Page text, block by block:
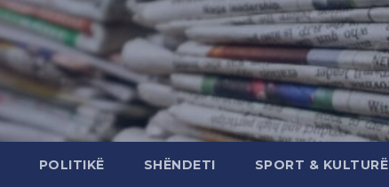
POLITIKË SHËNDETI SPORT & KULTURË